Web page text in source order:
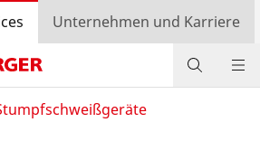
Unternehmen und Karriere